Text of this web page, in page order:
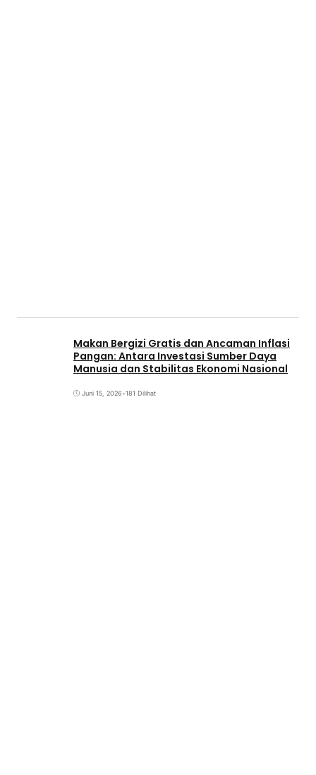
Makan Bergizi Gratis dan Ancaman Inflasi
Pangan: Antara Investasi Sumber Daya
Manusia dan Stabilitas Ekonomi Nasional
Juni 15, 2026•181 Dilihat